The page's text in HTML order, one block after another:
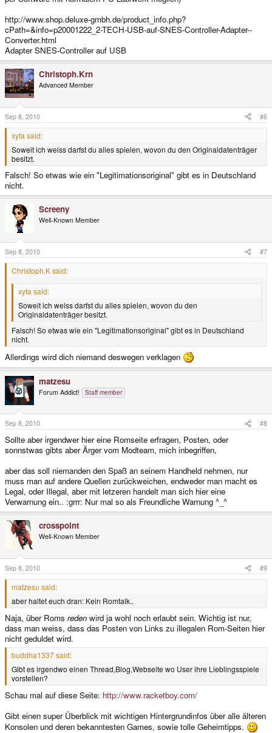
http://www.shop.deluxe-gmbh.de/product_info.php?
cPath=&info=p20001222_2-TECH-USB-auf-SNES-Controller-Adapter--
Converter.html
Adapter SNES-Controller auf USB
Christoph.Krn
Advanced Member
Sep 8, 2010 #6
xyta said:
Soweit ich weiss darfst du alles spielen, wovon du den Originaldatenträger
besitzt.
Falsch! So etwas wie ein "Legitimationsoriginal" gibt es in Deutschland
nicht.
Screeny
Well-Known Member
Sep 8, 2010 #7
Christoph.K said:
xyta said:
Soweit ich weiss darfst du alles spielen, wovon du den
Originaldatenträger besitzt.
Falsch! So etwas wie ein "Legitimationsoriginal" gibt es in Deutschland
nicht.
Allerdings wird dich niemand deswegen verklagen
matzesu
Forum Addict! Staff member
Sep 8, 2010 #8
Sollte aber irgendwer hier eine Romseite erfragen, Posten, oder
sonnstwas gibts aber Ärger vom Modteam, mich inbegriffen,
aber das soll niemanden den Spaß an seinem Handheld nehmen, nur
muss man auf andere Quellen zurückweichen, endweder man macht es
Legal, oder Illegal, aber mit letzeren handelt man sich hier eine
Verwarnung ein.. :grrr: Nur mal so als Freundliche Warnung ^_^
crosspoint
Well-Known Member
Sep 8, 2010 #9
matzesu said:
aber haltet euch dran: Kein Romtalk..
Naja, über Roms reden wird ja wohl noch erlaubt sein. Wichtig ist nur,
dass man weiss, dass das Posten von Links zu illegalen Rom-Seiten hier
nicht geduldet wird.
buddha1337 said:
Gibt es irgendwo einen Thread,Blog,Webseite wo User ihre Lieblingsspiele
vorstellen?
Schau mal auf diese Seite: http://www.racketboy.com/
Gibt einen super Überblick mit wichtigen Hintergrundinfos über alle älteren
Konsolen und deren bekanntesten Games, sowie tolle Geheimtipps.